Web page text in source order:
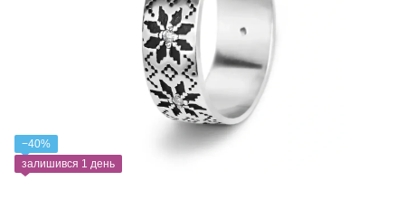
−40%
залишився 1 день